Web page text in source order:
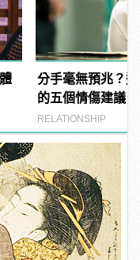
分手毫無預兆？
的五個情傷建議！
RELATIONSHIP